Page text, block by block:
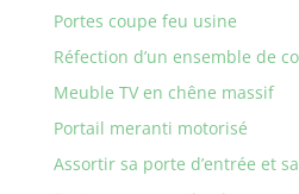
Portes coupe feu usine
Réfection d’un ensemble de
Meuble TV en chêne massif
Portail meranti motorisé
Assortir sa porte d’entrée et